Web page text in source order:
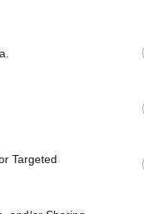
Targeted